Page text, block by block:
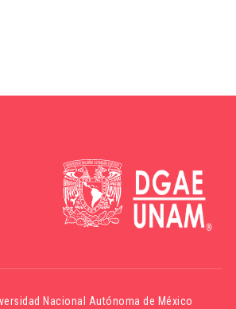
Nacional Autónoma de México